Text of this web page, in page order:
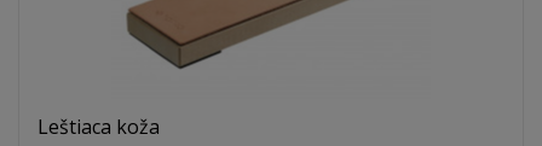
Leštiaca koža